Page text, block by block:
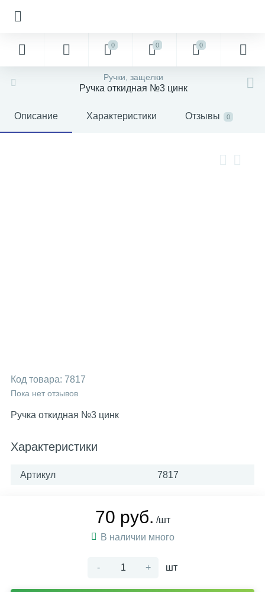
0 0 0
Ручки, защелки
Ручка откидная №3 цинк
Описание Характеристики Отзывы 0
Код товара: 7817
Пока нет отзывов
Ручка откидная №3 цинк
Характеристики
Артикул 7817
70 руб. /шт
В наличии много
- + шт